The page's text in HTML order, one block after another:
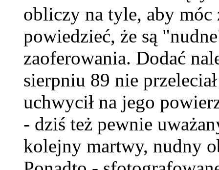
obliczy na tyle, aby móc
powiedzieć, że są
zaoferowania. Dodać
sierpniu 89 nie
uchwycił na jego
- dziś też pewnie
kolejny martwy, nudny